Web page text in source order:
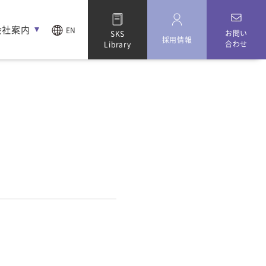
社案内 EN
SKS
Library
採用情報
お問い
合わせ